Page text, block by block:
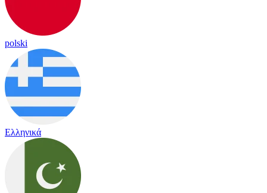
polski
Ελληνικά